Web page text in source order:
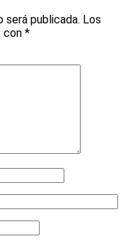
publicada. Los
con *